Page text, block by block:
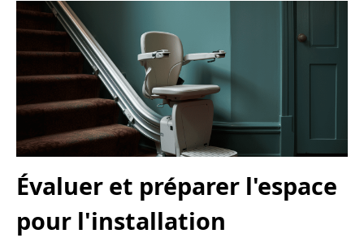
Évaluer et préparer l'espace
pour l'installation